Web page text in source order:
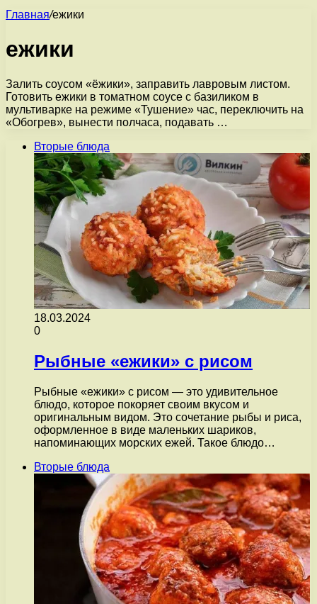
Главная/ежики
ежики
Залить соусом «ёжики», заправить лавровым листом.
Готовить ежики в томатном соусе с базиликом в
мультиварке на режиме «Тушение» час, переключить на
«Обогрев», вынести полчаса, подавать …
Вторые блюда
18.03.2024
0
Рыбные «ежики» с рисом
Рыбные «ежики» с рисом — это удивительное
блюдо, которое покоряет своим вкусом и
оригинальным видом. Это сочетание рыбы и риса,
оформленное в виде маленьких шариков,
напоминающих морских ежей. Такое блюдо…
Вторые блюда